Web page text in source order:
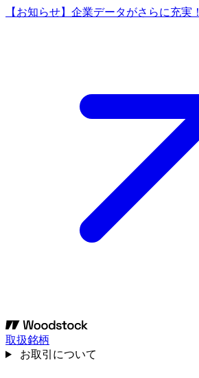
【お知らせ】企業データがさらに充実！
取扱銘柄
お取引について